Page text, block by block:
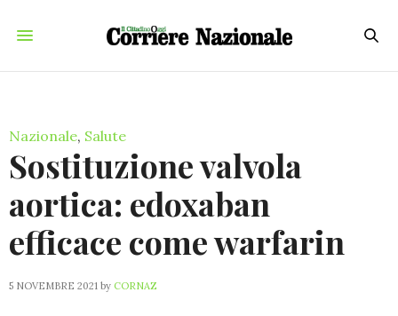
Nazionale, Salute
Sostituzione valvola
aortica: edoxaban
efficace come warfarin
5 NOVEMBRE 2021 by CORNAZ